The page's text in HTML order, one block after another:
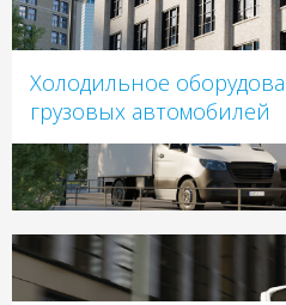
Холодильное
грузовых автомобилей